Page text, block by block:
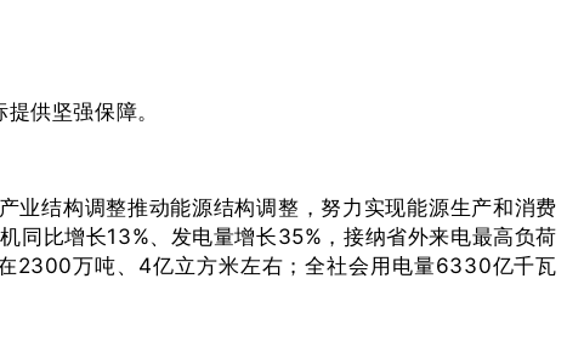
供坚强保障。
业结构调整推动能源结构调整，努力实现能源生产和消费
同比增长13%、发电量增长35%，接纳省外来电最高负荷
2300万吨、4亿立方米左右；全社会用电量6330亿千瓦